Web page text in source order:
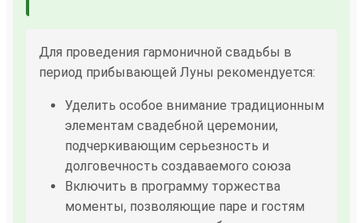
Для проведения гармоничной свадьбы в
период прибывающей Луны рекомендуется:
Уделить особое внимание традиционным
элементам свадебной церемонии,
подчеркивающим серьезность и
долговечность создаваемого союза
Включить в программу торжества
моменты, позволяющие паре и гостям